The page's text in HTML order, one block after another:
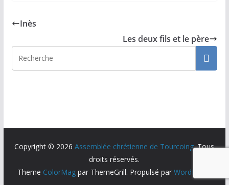
Inès
Les deux fils et le père
Copyright © 2026Assemblée chrétienne de Tourcoing. Tous
droits réservés.
Theme ColorMagpar ThemeGrill. Propulsé par WordPress